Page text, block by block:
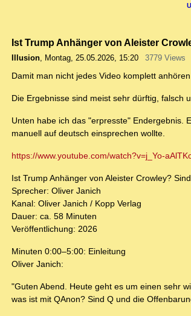
Ist Trump Anhänger von Aleister
Illusion, Montag, 25.05.2026, 15:20 3779 Views
Damit man nicht jedes Video komplett
Die Ergebnisse sind meist sehr dürftig, falsch
Unten habe ich das "erpresste" Endergebnis.
manuell auf deutsch einsprechen wollte.
https://www.youtube.com/watch?v=j_Yo-
Ist Trump Anhänger von Aleister Crowley?
Sprecher: Oliver Janich
Kanal: Oliver Janich / Kopp Verlag
Dauer: ca. 58 Minuten
Veröffentlichung: 2026
Minuten 0:00–5:00: Einleitung
Oliver Janich:
"Guten Abend. Heute geht es um einen sehr
was ist mit QAnon? Sind Q und die